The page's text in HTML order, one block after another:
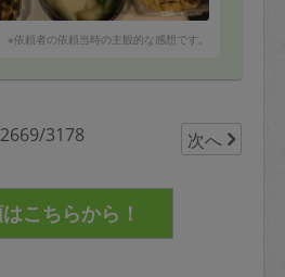
※依頼者の依頼当時の主観的な感想です。
2669/3178 次へ